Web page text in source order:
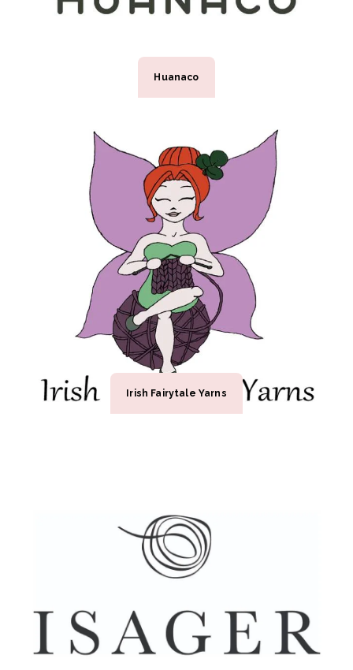
Huanaco
Irish Fairytale Yarns